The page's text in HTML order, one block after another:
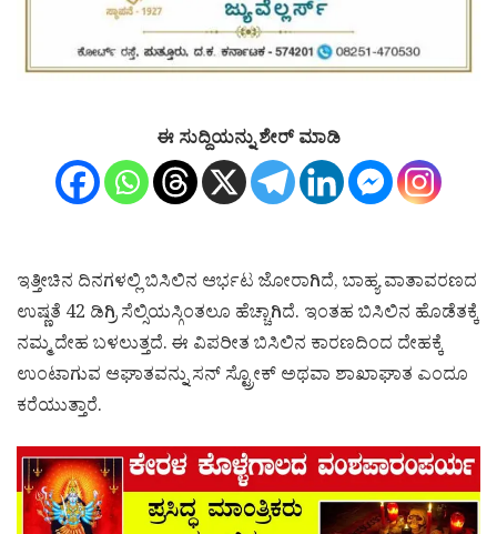
ಈ ಸುದ್ದಿಯನ್ನು ಶೇರ್ ಮಾಡಿ
ಇತ್ತೀಚಿನ ದಿನಗಳಲ್ಲಿ ಬಿಸಿಲಿನ ಆರ್ಭಟ ಜೋರಾಗಿದೆ, ಬಾಹ್ಯ ವಾತಾವರಣದ
ಉಷ್ಣತೆ 42 ಡಿಗ್ರಿ ಸೆಲ್ಸಿಯಸ್ಗಿಂತಲೂ ಹೆಚ್ಚಾಗಿದೆ. ಇಂತಹ ಬಿಸಿಲಿನ ಹೊಡೆತಕ್ಕೆ
ನಮ್ಮ ದೇಹ ಬಳಲುತ್ತದೆ. ಈ ವಿಪರೀತ ಬಿಸಿಲಿನ ಕಾರಣದಿಂದ ದೇಹಕ್ಕೆ
ಉಂಟಾಗುವ ಆಘಾತವನ್ನು ಸನ್ ಸ್ಟ್ರೋಕ್ ಅಥವಾ ಶಾಖಾಘಾತ ಎಂದೂ
ಕರೆಯುತ್ತಾರೆ.